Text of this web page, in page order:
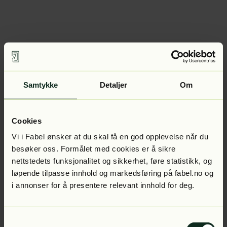
Samtykke Detaljer Om
Cookies
Vi i Fabel ønsker at du skal få en god opplevelse når du
besøker oss. Formålet med cookies er å sikre
nettstedets funksjonalitet og sikkerhet, føre statistikk, og
løpende tilpasse innhold og markedsføring på fabel.no og
i annonser for å presentere relevant innhold for deg.